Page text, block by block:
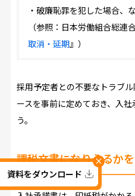
・破廉恥罪を犯した場合、
（参照：日本労働組合総連
取消・延期』）
採用予定者との不要なトラブ
ースを事前に定めておき、入社
う。
課税文書になりうるか
×
資料をダウンロード